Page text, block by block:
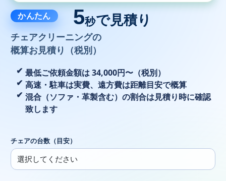
かんたん 5秒で見積り
チェアクリーニングの
概算お見積り（税別）
最低ご依頼金額は 34,000円〜（税別）
高速・駐車は実費、遠方費は距離目安で概算
混合（ソファ・革製含む）の割合は見積り時に確認
致します
チェアの台数（目安）